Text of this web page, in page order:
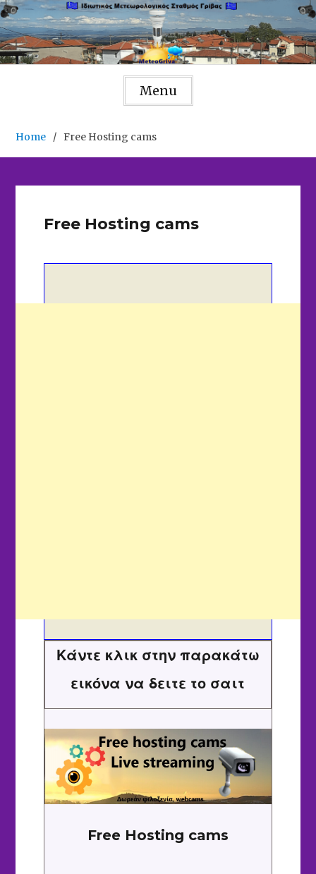
Skip
to
content
Menu
Home Free Hosting cams
Free Hosting cams
Κάντε κλικ στην παρακάτω
εικόνα να δειτε το σαιτ
Free Hosting cams